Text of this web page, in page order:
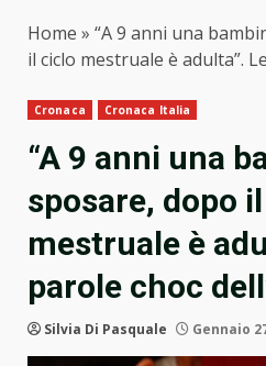
Home » “A 9 anni una
il ciclo mestruale è adulta”.
Cronaca Cronaca Italia
“A 9 anni una
sposare, dopo
mestruale è
parole choc
Silvia Di Pasquale Gennaio